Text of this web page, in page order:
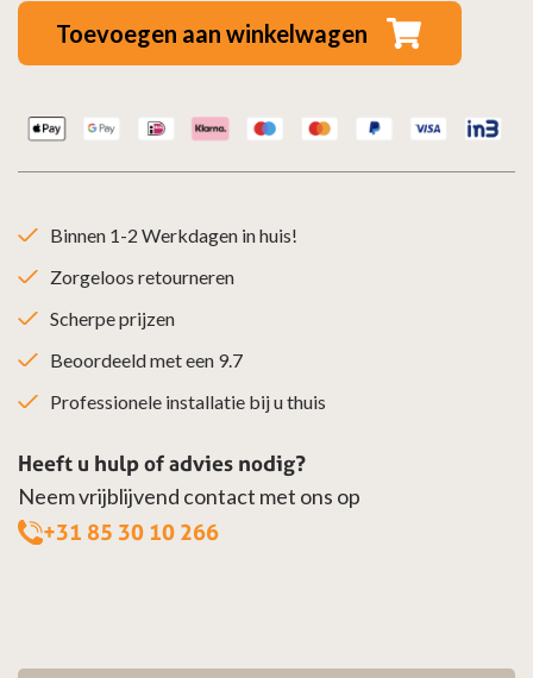
Toevoegen aan winkelwagen
Binnen 1-2 Werkdagen in huis!
Zorgeloos retourneren
Scherpe prijzen
Beoordeeld met een 9.7
Professionele installatie bij u thuis
Heeft u hulp of advies nodig?
Neem vrijblijvend contact met ons op
+31 85 30 10 266